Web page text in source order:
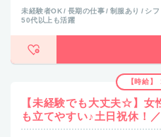
未経験者OK 長期の仕事 制服あり シフ
50代以上も活躍
【時給
【未経験でも大丈夫☆】女
も立てやすい♪土日祝休！